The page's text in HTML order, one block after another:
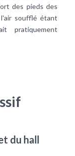
des pieds des
soufflé étant
pratiquement
du hall